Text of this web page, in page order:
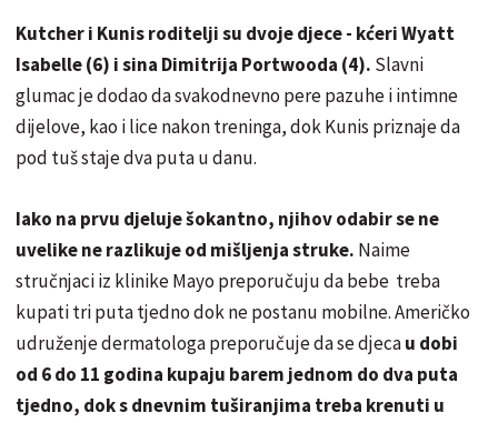
Kutcher i Kunis roditelji su dvoje djece - kćeri Wyatt
Isabelle (6) i sina Dimitrija Portwooda (4). Slavni
glumac je dodao da svakodnevno pere pazuhe i intimne
dijelove, kao i lice nakon treninga, dok Kunis priznaje da
pod tuš staje dva puta u danu.
Iako na prvu djeluje šokantno, njihov odabir se ne
uvelike ne razlikuje od mišljenja struke. Naime
stručnjaci iz klinike Mayo preporučuju da bebe treba
kupati tri puta tjedno dok ne postanu mobilne. Američko
udruženje dermatologa preporučuje da se djecau dobi
od 6 do 11 godina kupaju barem jednom do dva puta
tjedno, dok s dnevnim tuširanjima treba krenuti u